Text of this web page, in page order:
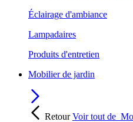
Éclairage d'ambiance
Lampadaires
Produits d'entretien
Mobilier de jardin
RetourVoir tout de